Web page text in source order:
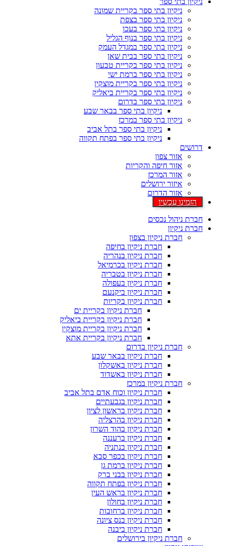
ניקיון בתי ספר בקריית שמונה
ניקיון בתי ספר בצפת
ניקיון בתי ספר בעכו
ניקיון בתי ספר בנוף הגליל
ניקיון בתי ספר במגדל העמק
ניקיון בתי ספר בבית שאן
ניקיון בתי ספר בקריית טבעון
ניקיון בתי ספר ברמת ישי
ניקיון בתי ספר בקריית מוצקין
ניקיון בתי ספר בקריית ביאליק
ניקיון בתי ספר בדרום
ניקיון בתי ספר בבאר שבע
ניקיון בתי ספר במרכז
ניקיון בתי ספר בתל אביב
ניקיון בתי ספר בפתח תקווה
דרושים
אזור צפון
אזור חיפה והקריות
אזור המרכז
איזור ירושלים
אזור הדרום
הזמינו עכשיו
חברת ניהול נכסים
חברת ניקיון
חברת ניקיון בצפון
חברת ניקיון בחיפה
חברת ניקיון בנהריה
חברת ניקיון בכרמיאל
חברת ניקיון בטבריה
חברת ניקיון בעפולה
חברת ניקיון ביקנעם
חברת ניקיון בקריות
חברת ניקיון בקריית ים
חברת ניקיון בקריית ביאליק
חברת ניקיון בקריית מוצקין
חברת ניקיון בקריית אתא
חברת ניקיון בדרום
חברת ניקיון בבאר שבע
חברת ניקיון באשקלון
חברת ניקיון באשדוד
חברת ניקיון במרכז
חברת ניקיון וכוח אדם בתל אביב
חברת ניקיון בגבעתיים
חברת ניקיון בראשון לציון
חברת ניקיון בהרצליה
חברת ניקיון בהוד השרון
חברת ניקיון ברעננה
חברת ניקיון בנתניה
חברת ניקיון בכפר סבא
חברת ניקיון ברמת גן
חברת ניקיון בבני ברק
חברת ניקיון בפתח תקווה
חברת ניקיון בראש העין
חברת ניקיון בחולון
חברת ניקיון ברחובות
חברת ניקיון בנס ציונה
חברת ניקיון ביבנה
חברת ניקיון בירושלים